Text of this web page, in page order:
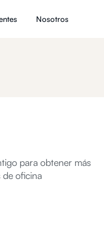
Nosotros
para obtener más
de oficina